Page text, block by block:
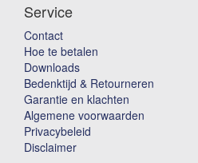
Service
Contact
Hoe te betalen
Downloads
Bedenktijd & Retourneren
Garantie en klachten
Algemene voorwaarden
Privacybeleid
Disclaimer